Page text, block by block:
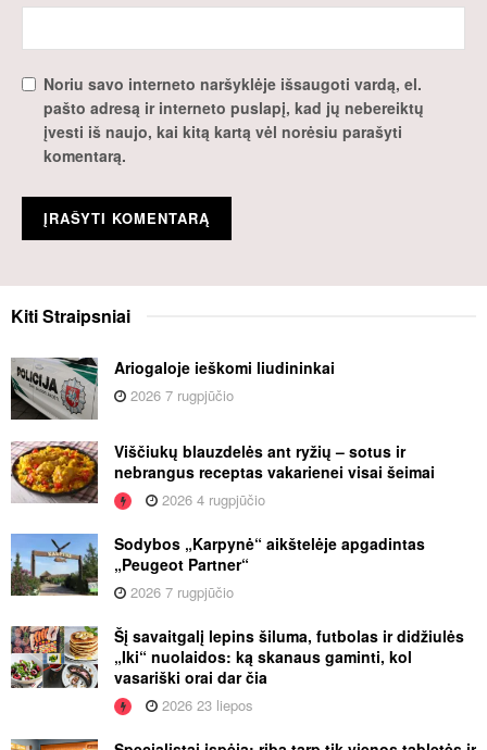
Noriu savo interneto naršyklėje išsaugoti vardą, el.
pašto adresą ir interneto puslapį, kad jų nebereiktų
įvesti iš naujo, kai kitą kartą vėl norėsiu parašyti
komentarą.
KitiStraipsniai
Ariogaloje ieškomi liudininkai
2026 7 rugpjūčio
Viščiukų blauzdelės ant ryžių – sotus ir
nebrangus receptas vakarienei visai šeimai
2026 4 rugpjūčio
Sodybos „Karpynė“ aikštelėje apgadintas
„Peugeot Partner“
2026 7 rugpjūčio
Šį savaitgalį lepins šiluma, futbolas ir didžiulės
„Iki“ nuolaidos: ką skanaus gaminti, kol
vasariški orai dar čia
2026 23 liepos